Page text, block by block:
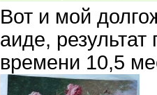
Вот и мой
аиде, результат
времени 10,5